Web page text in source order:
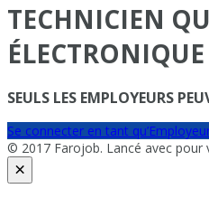
TECHNICIEN
SEULS LES EMPLOYEURS
Se connecter en tant
© 2017 Farojob. Lancé avec pour
×